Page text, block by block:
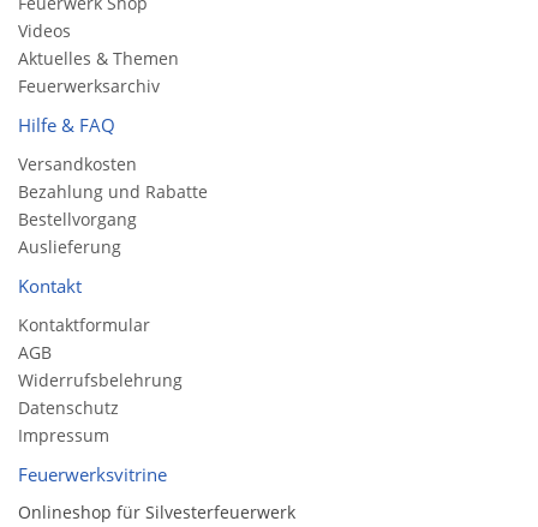
Videos
Aktuelles & Themen
Feuerwerksarchiv
Hilfe & FAQ
Versandkosten
Bezahlung und Rabatte
Bestellvorgang
Auslieferung
Kontakt
Kontaktformular
AGB
Widerrufsbelehrung
Datenschutz
Impressum
Feuerwerksvitrine
Onlineshop für Silvesterfeuerwerk